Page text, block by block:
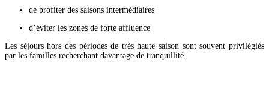
de profiter des saisons intermédiaires
d’éviter les zones de forte affluence
Les séjours hors des périodes de très haute saison sont souvent privilégiés
par les familles recherchant davantage de tranquillité.